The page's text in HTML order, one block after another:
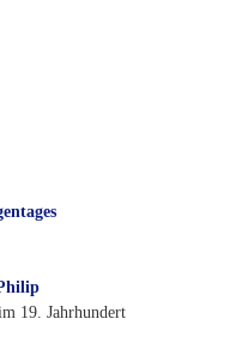
19. Jahrhundert